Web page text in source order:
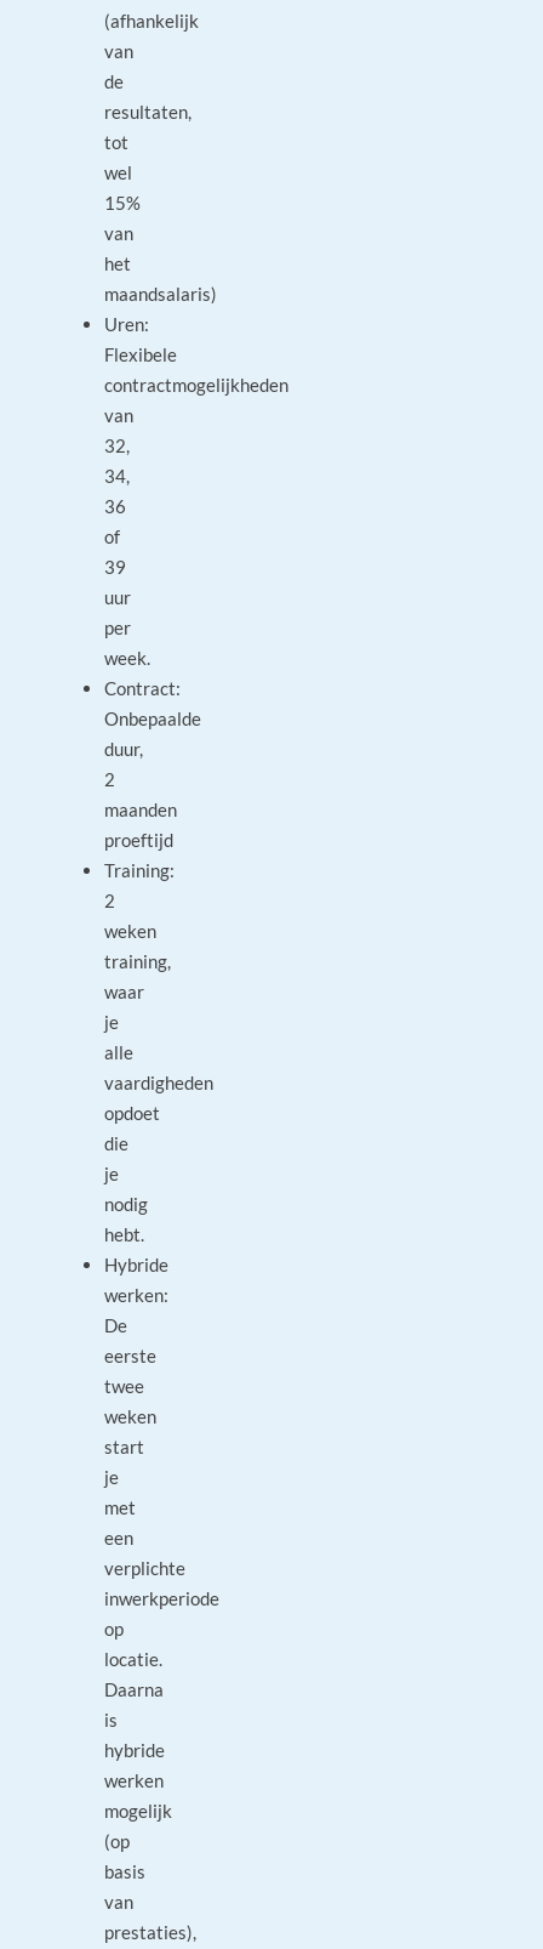
(afhankelijk
van
de
resultaten,
tot
wel
15%
van
het
maandsalaris)
Uren:
Flexibele
contractmogelijkheden
van
32,
34,
36
of
39
uur
per
week.
Contract:
Onbepaalde
duur,
2
maanden
proeftijd
Training:
2
weken
training,
waar
je
alle
vaardigheden
opdoet
die
je
nodig
hebt.
Hybride
werken:
De
eerste
twee
weken
start
je
met
een
verplichte
inwerkperiode
op
locatie.
Daarna
is
hybride
werken
mogelijk
(op
basis
van
prestaties),